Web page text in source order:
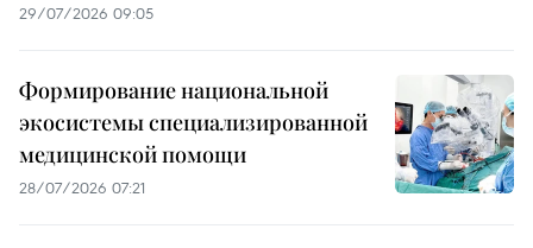
29/07/2026 09:05
Формирование национальной
экосистемы специализированной
медицинской помощи
28/07/2026 07:21